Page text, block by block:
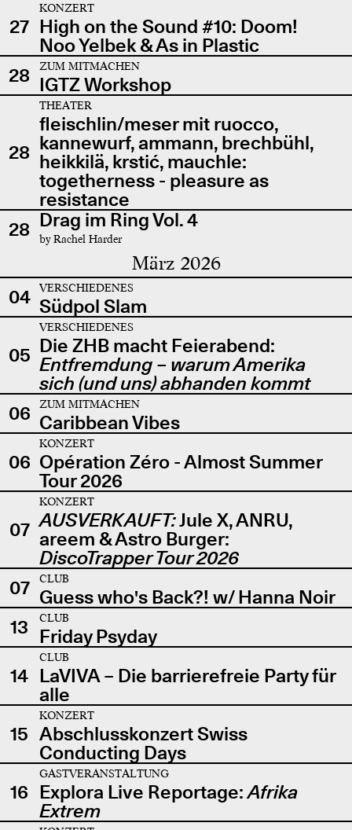
27
KONZERT
High on the Sound #10: Doom!
Noo Yelbek & As in Plastic
28
ZUM MITMACHEN
IGTZ Workshop
28
THEATER
fleischlin/meser mit ruocco,
kannewurf, ammann, brechbühl,
heikkilä, krstić, mauchle:
togetherness - pleasure as
resistance
28 Drag im Ring Vol. 4
by Rachel Harder
März 2026
04 VERSCHIEDENES
Südpol Slam
05
VERSCHIEDENES
Die ZHB macht Feierabend:
Entfremdung – warum Amerika
sich (und uns) abhanden kommt
06
ZUM MITMACHEN
Caribbean Vibes
06
KONZERT
Opération Zéro - Almost Summer
Tour 2026
07
KONZERT
AUSVERKAUFT:Jule X, ANRU,
areem & Astro Burger:
DiscoTrapper Tour 2026
07
CLUB
Guess who's Back?! w/ Hanna Noir
13
CLUB
Friday Psyday
14
CLUB
LaVIVA – Die barrierefreie Party für
alle
15
KONZERT
Abschlusskonzert Swiss
Conducting Days
16
GASTVERANSTALTUNG
Explora Live Reportage:Afrika
Extrem